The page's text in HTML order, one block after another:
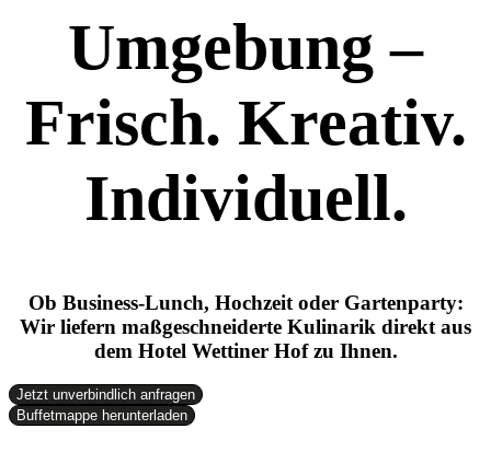
Umgebung –
Frisch. Kreativ.
Individuell.
Ob Business-Lunch, Hochzeit oder Gartenparty:
Wir liefern maßgeschneiderte Kulinarik direkt aus
dem Hotel Wettiner Hof zu Ihnen.
Jetzt unverbindlich anfragen
Buffetmappe herunterladen